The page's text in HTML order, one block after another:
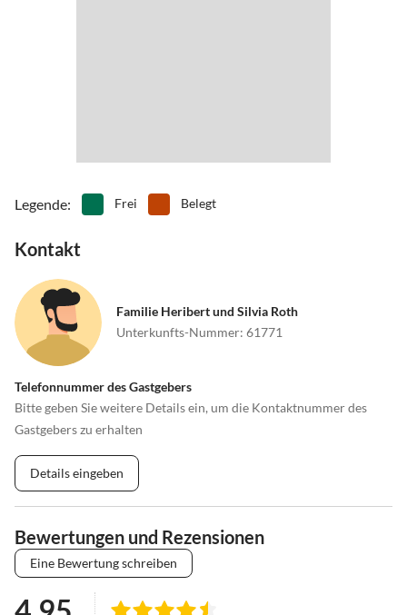
Legende: Frei Belegt
Kontakt
Familie Heribert und Silvia Roth
Unterkunfts-Nummer: 61771
Telefonnummer des Gastgebers
Bitte geben Sie weitere Details ein, um die Kontaktnummer des
Gastgebers zu erhalten
Details eingeben
Bewertungen und Rezensionen
Eine Bewertung schreiben